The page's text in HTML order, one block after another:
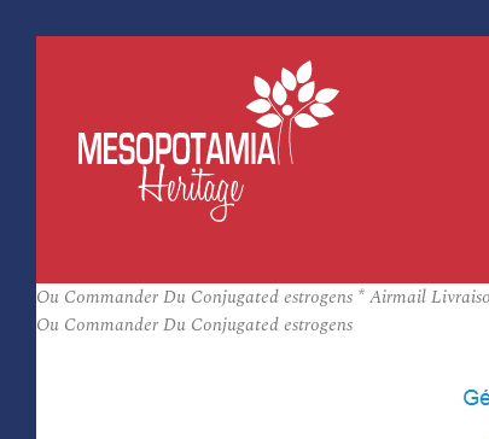
Ou Commander Du Conjugated estrogens * Airmail
Ou Commander Du Conjugated estrogens